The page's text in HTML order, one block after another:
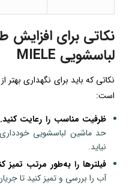
نکاتی برای
لباسشویی MIELE
نکاتی که باید برای نگهداری
است:
ظرفیت مناسب را رعایت کنید.
حد ماشین لباسشویی
نیاید.
فیلترها را به‌طور مرتب تمیز
آب را بررسی و تمیز کنید تا